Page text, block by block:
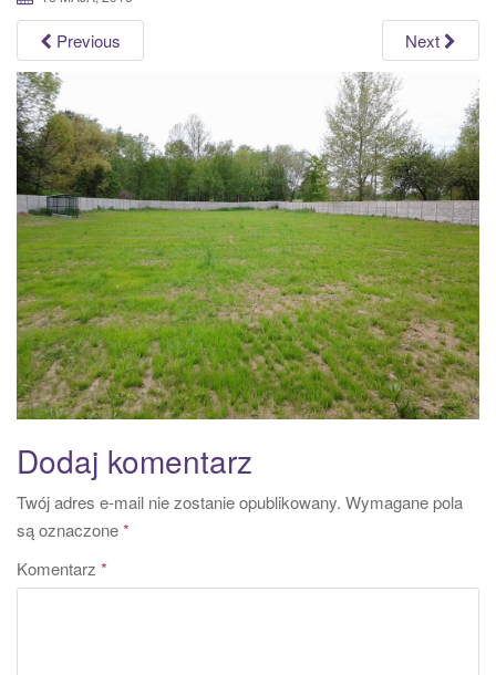
a
t
n
Previous Next
Dodaj komentarz
Twój adres e-mail nie zostanie opublikowany. Wymagane pola
są oznaczone*
Komentarz *